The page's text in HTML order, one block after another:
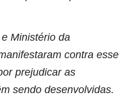
Ministério da
contra esse
prejudicar as
sendo desenvolvidas.